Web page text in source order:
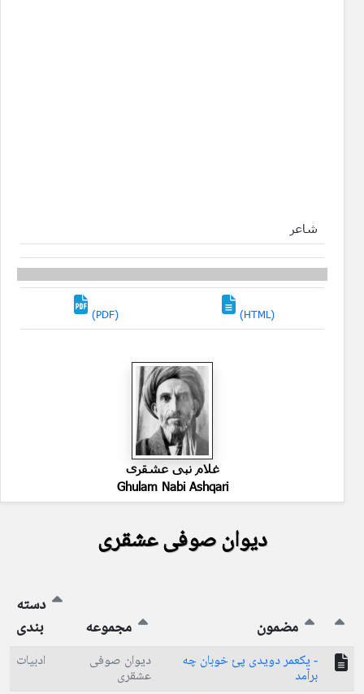
شاعر
(PDF) (HTML)
غلام نبی عشقری
Ghulam Nabi Ashqari
دیوان صوفی عشقری
مضمون مجموعه
دسته
بندی
- یکعمر دویدی پئ خوبان چه
برآمد
دیوان صوفی
عشقری
ادبیات